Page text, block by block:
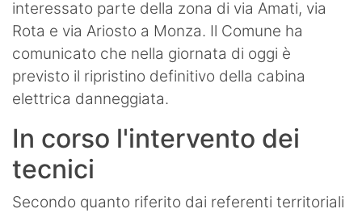
Eventi
interessato parte della zona di via Amati, via
Rota e via Ariosto a Monza. Il Comune ha
comunicato che nella giornata di oggi è
previsto il ripristino definitivo della cabina
elettrica danneggiata.
In corso l'intervento dei
tecnici
Secondo quanto riferito dai referenti territoriali